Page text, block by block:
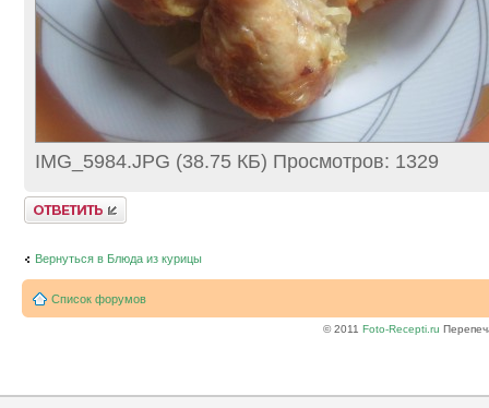
IMG_5984.JPG (38.75 КБ) Просмотров: 1329
Ответить
Вернуться в Блюда из курицы
Список форумов
© 2011 Foto-Recepti.ru